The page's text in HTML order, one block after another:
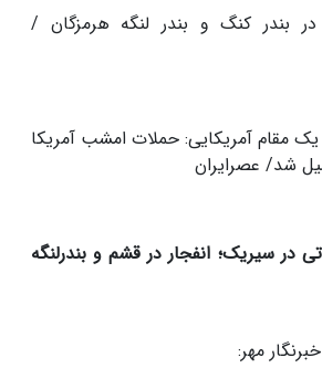
بندر کنگ و بندر لنگه هرمزگان /
یک مقام آمریکایی: حملات امشب آمریکا
شد/ عصرایران
در سیریک؛ انفجار در قشم و بندرلنگه
مهر: